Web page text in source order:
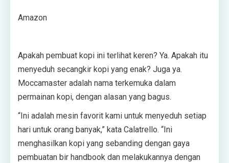
Amazon
Apakah pembuat kopi ini terlihat keren? Ya. Apakah itu
menyeduh secangkir kopi yang enak? Juga ya.
Moccamaster adalah nama terkemuka dalam
permainan kopi, dengan alasan yang bagus.
“Ini adalah mesin favorit kami untuk menyeduh setiap
hari untuk orang banyak,” kata Calatrello. “Ini
menghasilkan kopi yang sebanding dengan gaya
pembuatan bir handbook dan melakukannya dengan